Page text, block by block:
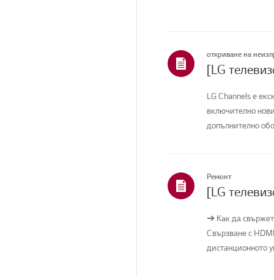
откриване на
[LG
LG Channels е
включително
допълнително
Ремонт
[LG
➔ Как да
Свързване с
дистанционното